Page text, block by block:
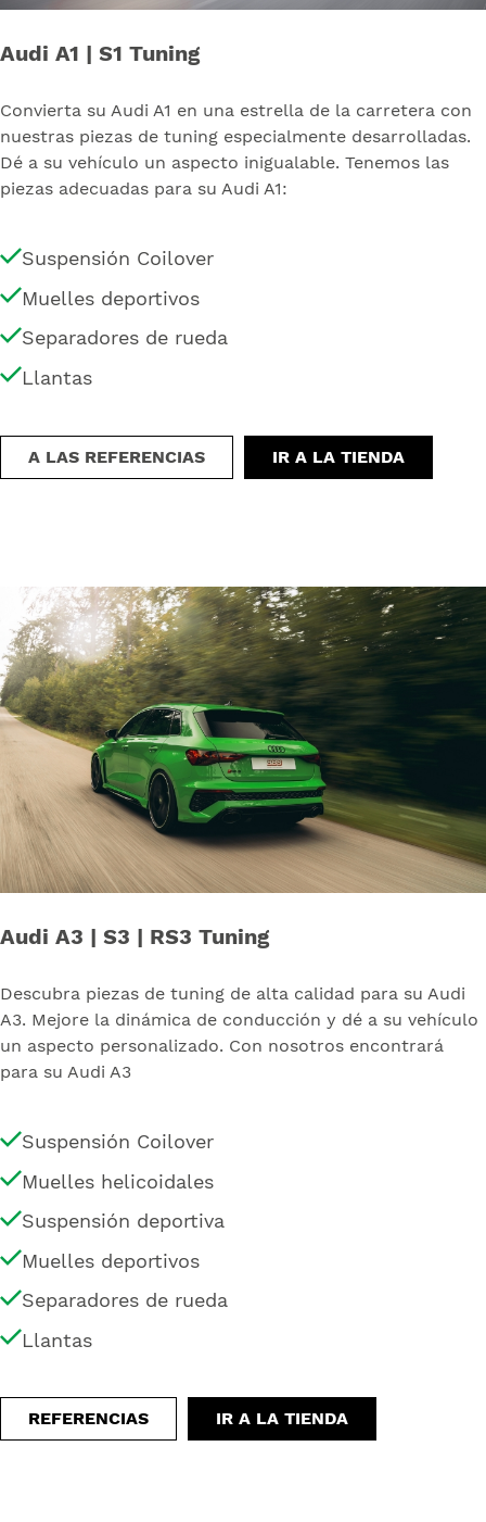
Audi A1 | S1 Tuning
Convierta su Audi A1 en una estrella de la carretera con
nuestras piezas de tuning especialmente desarrolladas.
Dé a su vehículo un aspecto inigualable. Tenemos las
piezas adecuadas para su Audi A1:
Suspensión Coilover
Muelles deportivos
Separadores de rueda
Llantas
A LAS REFERENCIAS IR A LA TIENDA
Audi A3 | S3 | RS3 Tuning
Descubra piezas de tuning de alta calidad para su Audi
A3. Mejore la dinámica de conducción y dé a su vehículo
un aspecto personalizado. Con nosotros encontrará
para su Audi A3
Suspensión Coilover
Muelles helicoidales
Suspensión deportiva
Muelles deportivos
Separadores de rueda
Llantas
REFERENCIAS IR A LA TIENDA